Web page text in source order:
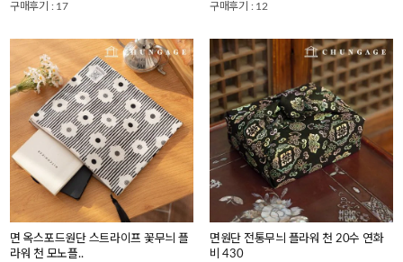
구매후기 : 17 구매후기 : 12
면 옥스포드원단 스트라이프 꽃무늬 플
라워 천 모노플..
면원단 전통무늬 플라워 천 20수 연화
비 430